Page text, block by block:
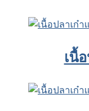
เนื้